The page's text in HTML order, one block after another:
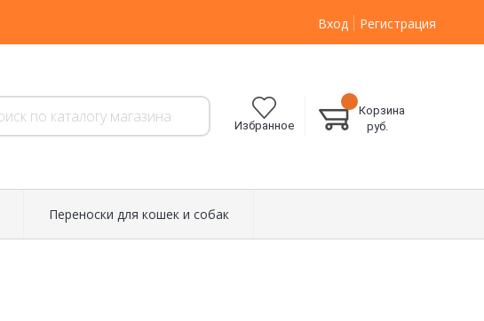
Вход Регистрация
Избранное
Корзина
руб.
Переноски для кошек и собак